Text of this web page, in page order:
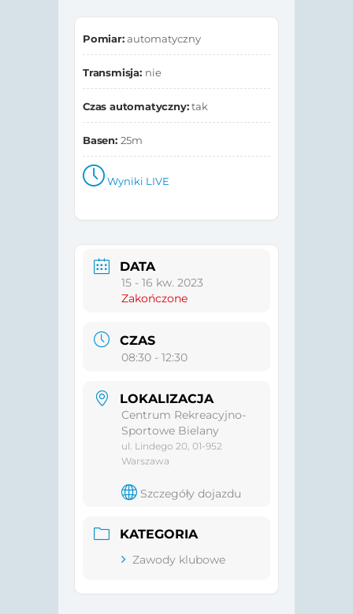
Pomiar:automatyczny
Transmisja: nie
Czas automatyczny:tak
Basen: 25m
Wyniki LIVE
DATA
15 - 16 kw. 2023
Zakończone
CZAS
08:30 - 12:30
LOKALIZACJA
Centrum Rekreacyjno-
Sportowe Bielany
ul. Lindego 20, 01-952
Warszawa
Szczegóły dojazdu
KATEGORIA
Zawody klubowe